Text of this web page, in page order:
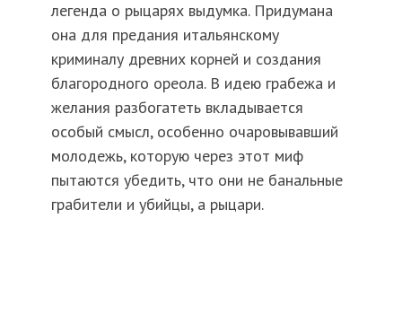
легенда о рыцарях выдумка. Придумана
она для предания итальянскому
криминалу древних корней и создания
благородного ореола. В идею грабежа и
желания разбогатеть вкладывается
особый смысл, особенно очаровывавший
молодежь, которую через этот миф
пытаются убедить, что они не банальные
грабители и убийцы, а рыцари.